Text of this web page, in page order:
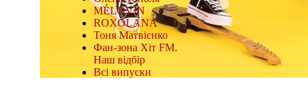
MÉLOVIN
ROXOLANA
Тоня Матвієнко
Фан-зона Хіт FM.
Наш відбір
Всі випуски